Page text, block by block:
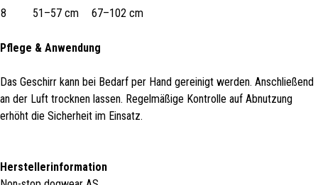
8
51–57 cm 67–102 cm
Pflege & Anwendung
Das Geschirr kann bei Bedarf per Hand gereinigt werden. Anschließend
an der Luft trocknen lassen. Regelmäßige Kontrolle auf Abnutzung
erhöht die Sicherheit im Einsatz.
Herstellerinformation